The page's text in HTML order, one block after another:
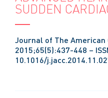
SUDDEN
Journal of The
2015;65(5):437-448 –
10.1016/